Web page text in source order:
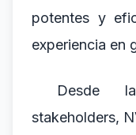
potentes y
experiencia en
Desde
stakeholders,